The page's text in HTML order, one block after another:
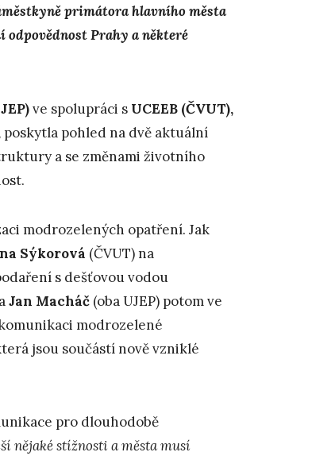
primátora hlavního města
Prahy a některé
ve spolupráci s UCEEB (ČVUT),
poskytla pohled na dvě aktuální
a se změnami životního
modrozelených opatření. Jak
Sýkorová (ČVUT) na
s dešťovou vodou
aJan Macháč (oba UJEP) potom ve
modrozelené
jsou součástí nově vzniklé
pro dlouhodobě
nějaké stížnosti a města musí